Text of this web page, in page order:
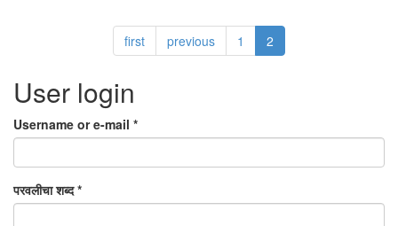
first previous 1 2
User login
Username or e-mail *
परवलीचा शब्द*